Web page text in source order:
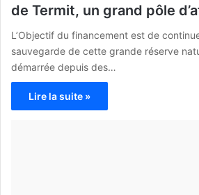
de Termit, un grand pôle
L’Objectif du financement est de
sauvegarde de cette grande réserve
démarrée depuis des…
Lire la suite »